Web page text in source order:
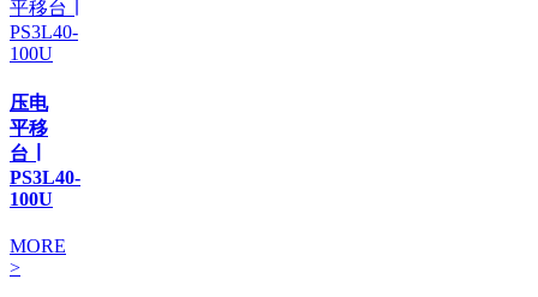
压电
平移
台 ∣
PS3L40-
100U
MORE
>